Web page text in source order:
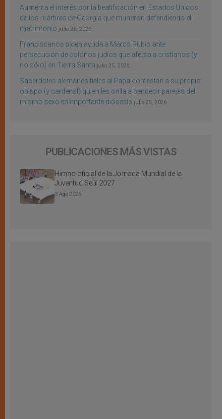
Aumenta el interés por la beatificación en Estados Unidos
de los mártires de Georgia que murieron defendiendo el
matrimonio julio 25, 2026
Franciscanos piden ayuda a Marco Rubio ante
persecución de colonos judíos que afecta a cristianos (y
no sólo) en Tierra Santa julio 25, 2026
Sacerdotes alemanes fieles al Papa contestan a su propio
obispo (y cardenal) quien les orilla a bendecir parejas del
mismo sexo en importante diócesis julio 25, 2026
PUBLICACIONES MÁS VISTAS
Himno oficial de la Jornada Mundial de la
Juventud Seúl 2027
3 Ago 2026